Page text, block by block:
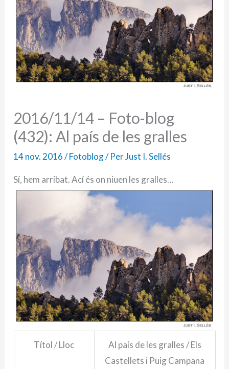
2016/11/14 – Foto-blog
(432): Al país de les gralles
14 nov. 2016/Fotoblog/ PerJust I. Sellés
Sí, hem arribat. Ací és on niuen les gralles…
Títol / Lloc
Al país de les gralles / Els
Castellets i Puig Campana